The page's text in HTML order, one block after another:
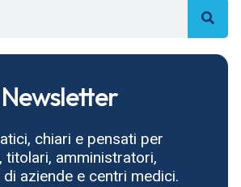
Newsletter
chiari e pensati per
titolari, amministratori,
aziende e centri medici.